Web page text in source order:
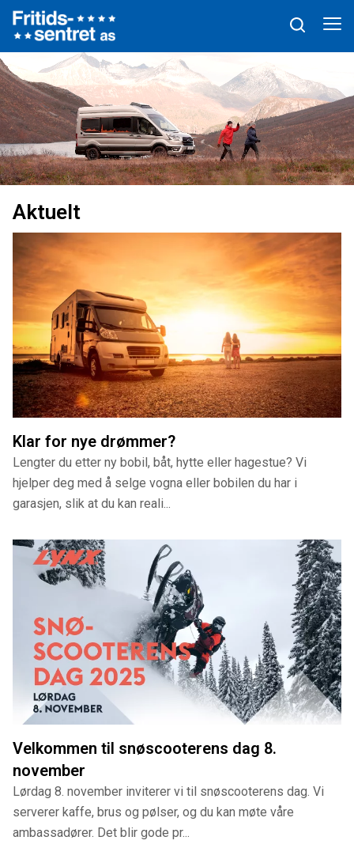
Aktuelt
Klar for nye drømmer?
Lengter du etter ny bobil, båt, hytte eller hagestue? Vi
hjelper deg med å selge vogna eller bobilen du har i
garasjen, slik at du kan reali...
Velkommen til snøscooterens dag 8.
november
Lørdag 8. november inviterer vi til snøscooterens dag. Vi
serverer kaffe, brus og pølser, og du kan møte våre
ambassadører. Det blir gode pr...